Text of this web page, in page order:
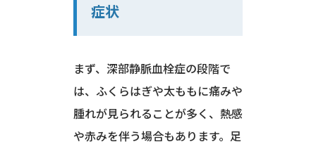
症状
まず、深部静脈血栓症の段階で
は、ふくらはぎや太ももに痛みや
腫れが見られることが多く、熱感
や赤みを伴う場合もあります。足